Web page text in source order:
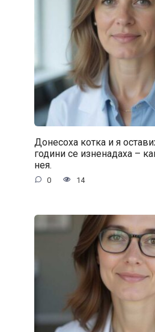
Донесоха котка и я
години се изненадаха –
нея.
0 14